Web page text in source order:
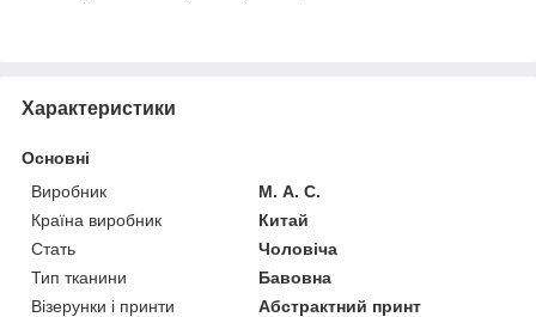
Характеристики
Основні
Виробник
М. А. С.
Країна виробник
Китай
Стать
Чоловіча
Тип тканини
Бавовна
Візерунки і принти
Абстрактний принт